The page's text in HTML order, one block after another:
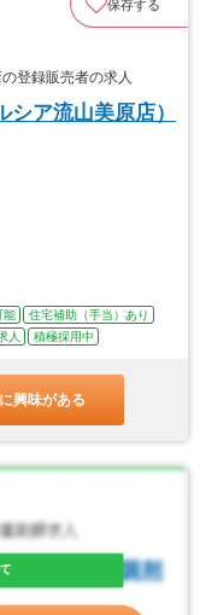
保存する
登録販売者の求人
ア流山美原店）
能
住宅補助（手当）あり
人 積極採用中
興味がある